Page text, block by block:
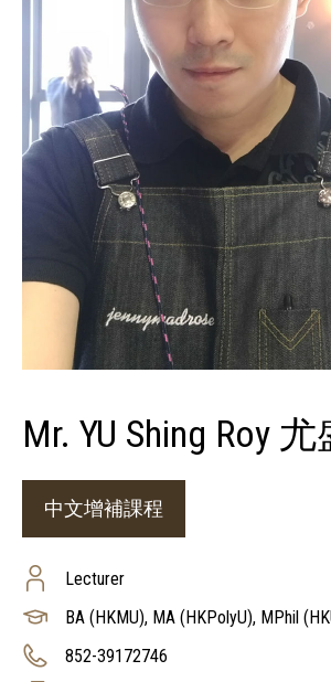
Mr. YU Shing Roy
中文增補課程
Lecturer
BA (HKMU), MA (HKPolyU), MPhil
852-39172746